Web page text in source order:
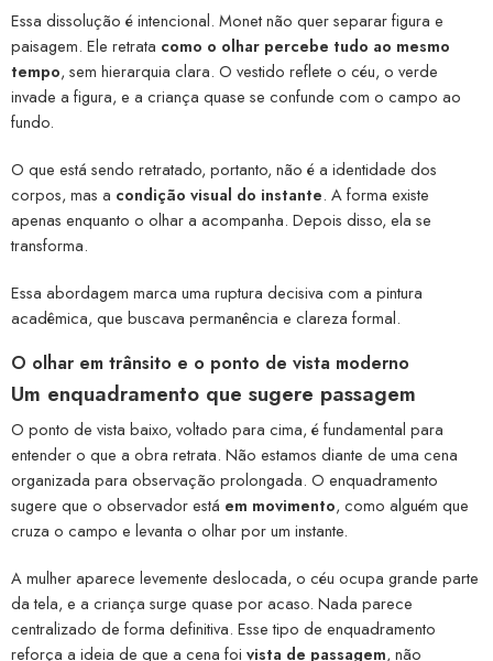
Essa dissolução é intencional. Monet não quer separar figura e
paisagem. Ele retrata como o olhar percebe tudo ao mesmo
tempo, sem hierarquia clara. O vestido reflete o céu, o verde
invade a figura, e a criança quase se confunde com o campo ao
fundo.
O que está sendo retratado, portanto, não é a identidade dos
corpos, mas a condição visual do instante. A forma existe
apenas enquanto o olhar a acompanha. Depois disso, ela se
transforma.
Essa abordagem marca uma ruptura decisiva com a pintura
acadêmica, que buscava permanência e clareza formal.
O olhar em trânsito e o ponto de vista moderno
Um enquadramento que sugere passagem
O ponto de vista baixo, voltado para cima, é fundamental para
entender o que a obra retrata. Não estamos diante de uma cena
organizada para observação prolongada. O enquadramento
sugere que o observador está em movimento, como alguém que
cruza o campo e levanta o olhar por um instante.
A mulher aparece levemente deslocada, o céu ocupa grande parte
da tela, e a criança surge quase por acaso. Nada parece
centralizado de forma definitiva. Esse tipo de enquadramento
reforça a ideia de que a cena foi vista de passagem, não